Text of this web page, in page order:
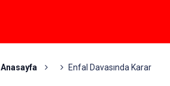
Anasayfa Enfal Davasında Karar